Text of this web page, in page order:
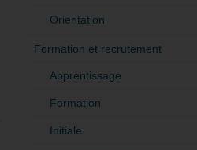
Orientation
Formation et recrutement
Apprentissage
Formation
Initiale